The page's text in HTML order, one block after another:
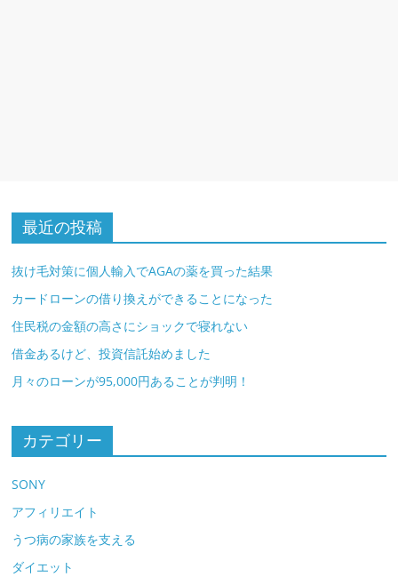
最近の投稿
抜け毛対策に個人輸入でAGAの薬を買った結果
カードローンの借り換えができることになった
住民税の金額の高さにショックで寝れない
借金あるけど、投資信託始めました
月々のローンが95,000円あることが判明！
カテゴリー
SONY
アフィリエイト
うつ病の家族を支える
ダイエット